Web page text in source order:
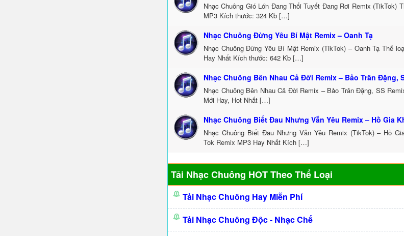
Nhạc Chuông Gió Lớn Đang Thổi Tuyết Đang Rơi Remix (TikTok)
MP3 Kích thước: 324 Kb […]
Nhạc Chuông Đừng Yêu Bí Mật Remix – Oanh Tạ
Nhạc Chuông Đừng Yêu Bí Mật Remix (TikTok) – Oanh Tạ Thể
Hay Nhất Kích thước: 642 Kb […]
Nhạc Chuông Bên Nhau Cả Đời Remix – Bảo Trân Đặng,
Nhạc Chuông Bên Nhau Cả Đời Remix – Bảo Trân Đặng, SS
Mới Hay, Hot Nhất […]
Nhạc Chuông Biết Đau Nhưng Vẫn Yêu Remix – Hồ Gia
Nhạc Chuông Biết Đau Nhưng Vẫn Yêu Remix (TikTok) – Hồ
Tok Remix MP3 Hay Nhất Kích […]
Tải Nhạc Chuông HOT Theo Thể Loại
Tải Nhạc Chuông Hay Miễn Phí
Tải Nhạc Chuông Độc - Nhạc Chế